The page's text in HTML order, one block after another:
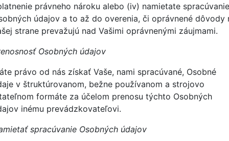
právneho nároku alebo (iv) namietate spracúvanie
údajov a to až do overenia, či oprávnené dôvody
strane prevažujú nad Vašimi oprávnenými záujmami.
Osobných údajov
právo od nás získať Vaše, nami spracúvané, Osobné
v štruktúrovanom, bežne používanom a strojovo
formáte za účelom prenosu týchto Osobných
inému prevádzkovateľovi.
spracúvanie Osobných údajov